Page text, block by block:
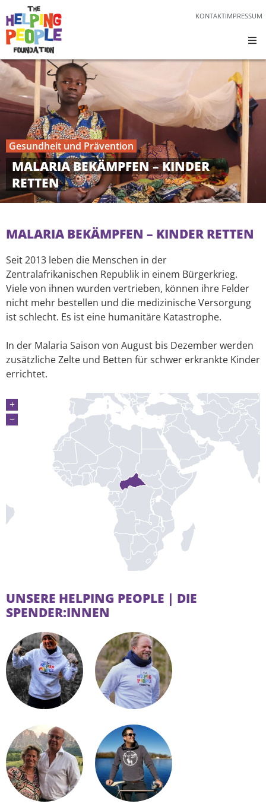
KONTAKTIMPRESSUM
Gesundheit und Prävention
MALARIA BEKÄMPFEN – KINDER
RETTEN
MALARIA BEKÄMPFEN – KINDER RETTEN
Seit 2013 leben die Menschen in der
Zentralafrikanischen Republik in einem Bürgerkrieg.
Viele von ihnen wurden vertrieben, können ihre Felder
nicht mehr bestellen und die medizinische Versorgung
ist schlecht. Es ist eine humanitäre Katastrophe.
In der Malaria Saison von August bis Dezember werden
zusätzliche Zelte und Betten für schwer erkrankte Kinder
errichtet.
+
−
UNSERE HELPING PEOPLE | DIE
SPENDER:INNEN